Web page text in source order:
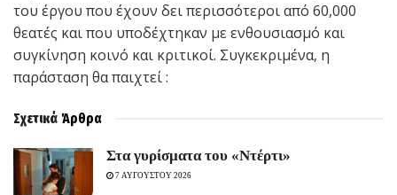
του έργου που έχουν δει περισσότεροι από 60,000
θεατές και που υποδέχτηκαν με ενθουσιασμό και
συγκίνηση κοινό και κριτικοί. Συγκεκριμένα, η
παράσταση θα παιχτεί :
Σχετικά Άρθρα
Στα γυρίσματα του «Ντέρτι»
7 ΑΥΓΟΥΣΤΟΥ 2026